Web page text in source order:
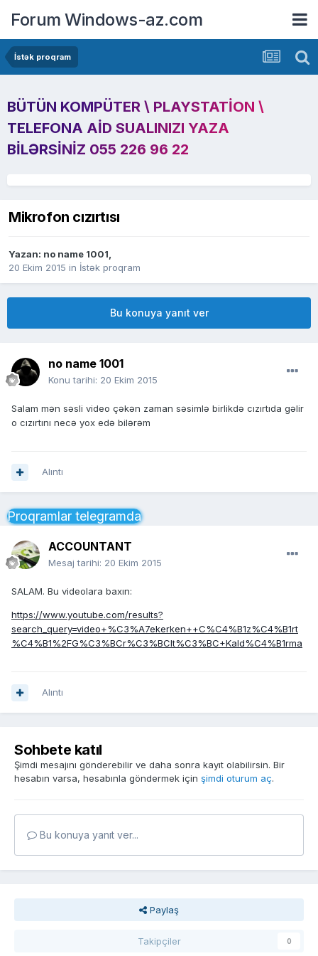
Forum Windows-az.com
İstək proqram
BÜTÜN KOMPÜTER \ PLAYSTATION \
TELEFONA AID SUALINIZI YAZA
BILƏRSINIZ 055 226 96 22
Mikrofon cızırtısı
Yazan: no name 1001,
20 Ekim 2015 in İstək proqram
Bu konuya yanıt ver
no name 1001
Konu tarihi: 20 Ekim 2015
Salam mən səsli video çəkən zaman səsimlə birlikdə cızırtıda gəlir
o cızırtını necə yox edə bilərəm
Alıntı
Proqramlar telegramda
ACCOUNTANT
Mesaj tarihi: 20 Ekim 2015
SALAM. Bu videolara baxın:
https://www.youtube.com/results?
search_query=video+%C3%A7ekerken++C%C4%B1z%C4%B1rt
%C4%B1%2FG%C3%BCr%C3%BClt%C3%BC+Kald%C4%B1rma
Alıntı
Sohbete katıl
Şimdi mesajını gönderebilir ve daha sonra kayıt olabilirsin. Bir
hesabın varsa, hesabınla göndermek için şimdi oturum aç.
Bu konuya yanıt ver...
Paylaş
Takipçiler 0